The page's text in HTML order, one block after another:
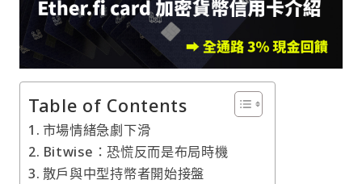
Table of Contents
市場情緒急劇下滑
Bitwise：恐慌反而是布局時機
散戶與中型持幣者開始接盤